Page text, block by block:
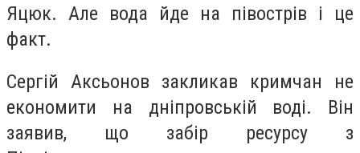
Яцюк. Але вода йде на півострів і це
факт.
Сергій Аксьонов закликав кримчан не
економити на дніпровській воді. Він
заявив, що забір ресурсу з